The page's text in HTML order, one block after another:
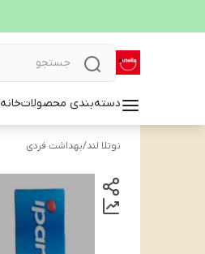
دسته‌بندی محصولاتخانه
نوتلا لند/بهداشت فردی